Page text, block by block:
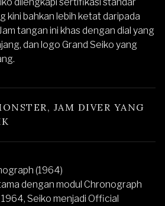
kini bahkan lebih ketat daripada
tangan ini khas dengan dial yang
dan logo Grand Seiko yang
JAM DIVER YANG
(1964)
dengan modul Chronograph
Seiko menjadi Official